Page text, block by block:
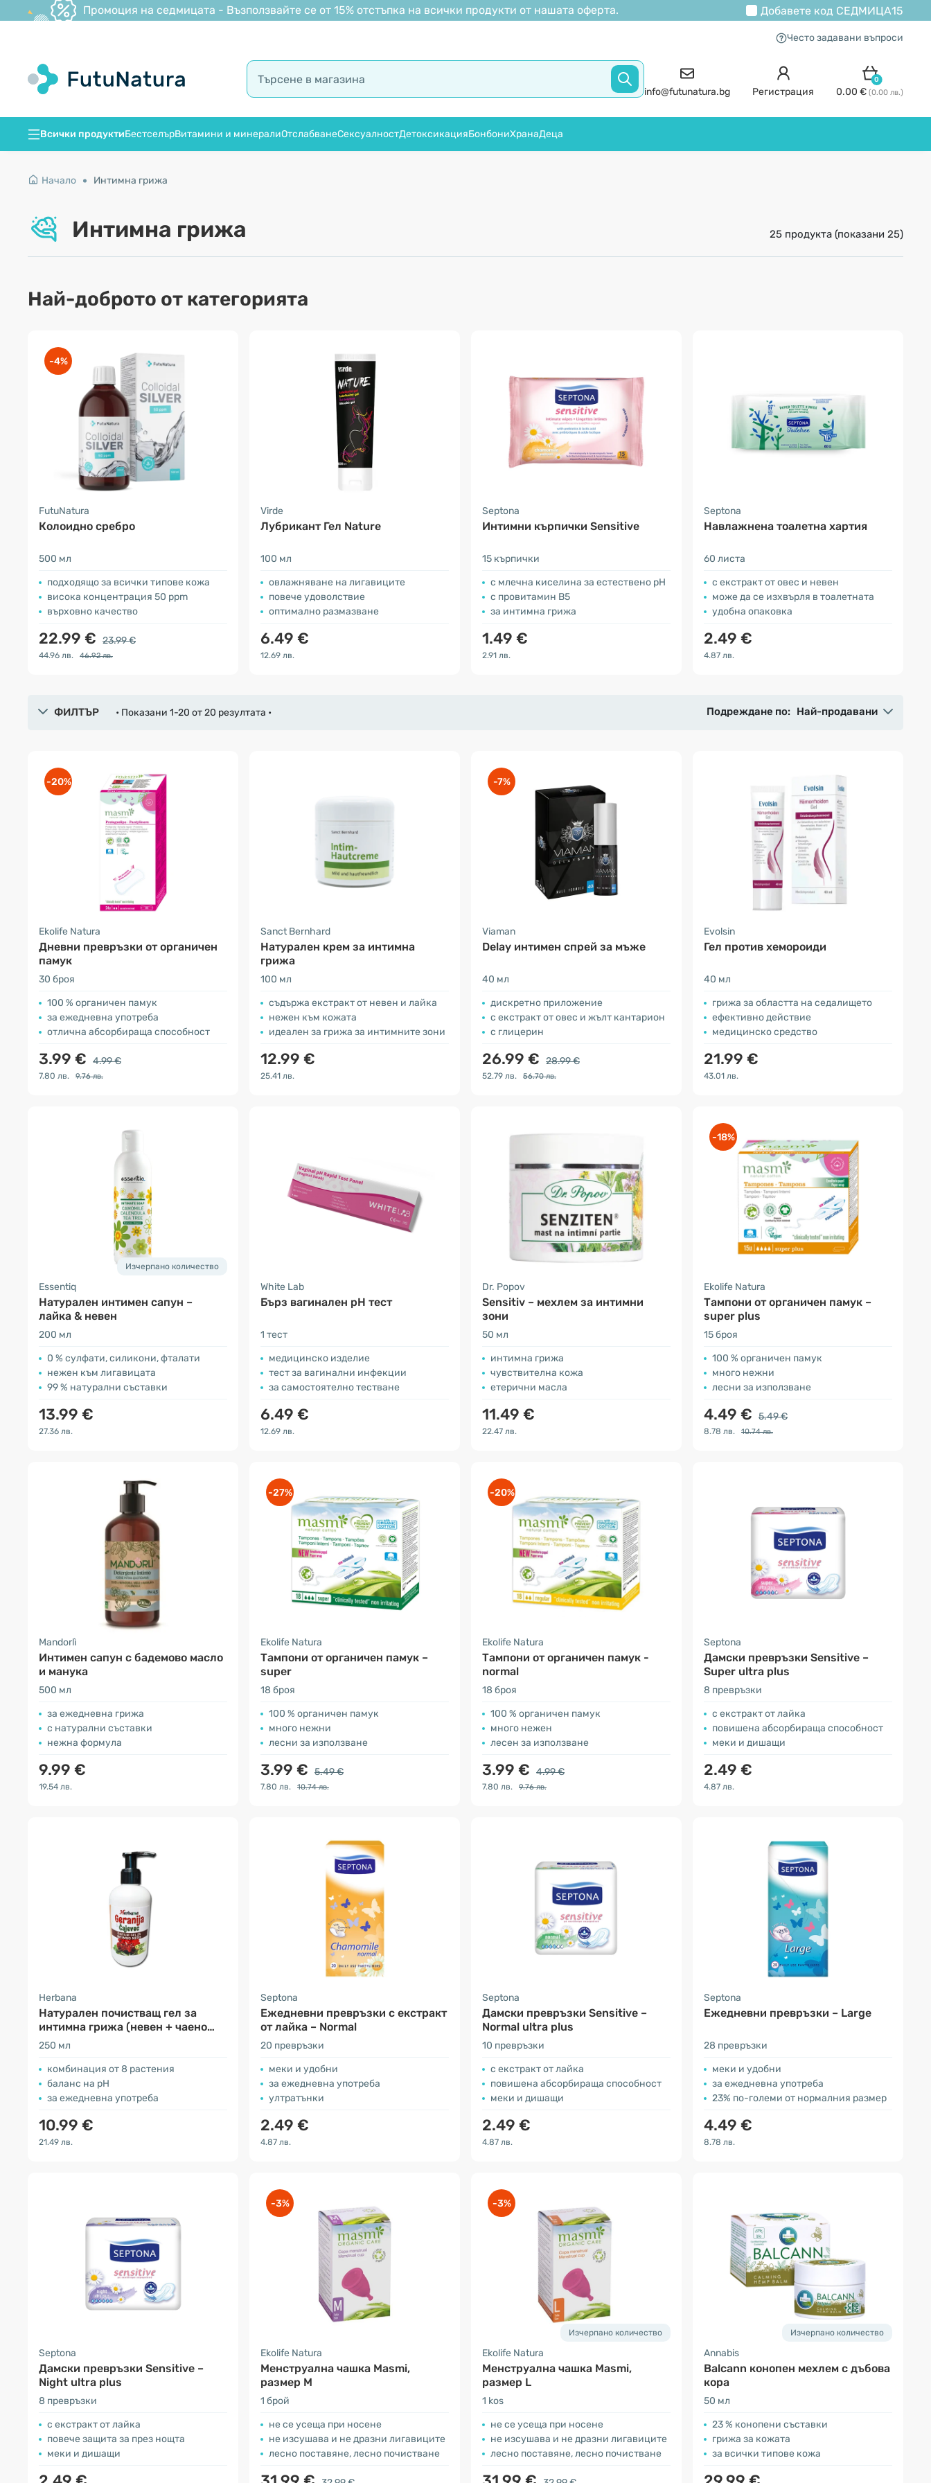
Промоция на седмицата - Възползвайте се от 15% отстъпка на всички продукти от нашата оферта. Добавете код СЕДМИЦА15
Често задавани въпроси
info@futunatura.bg Регистрация
0
0.00 € (0.00 лв.)
Всички продуктиБестселърВитамини и минералиОтслабванеСексуалностДетоксикацияБонбониХранаДеца
Начало Интимна грижа
Интимна грижа 25 продукта (показани 25)
Най-доброто от категорията
-4%
FutuNatura
Колоидно сребро
500 мл
подходящо за всички типове кожа
висока концентрация 50 ppm
върховно качество
22.99 € 23.99 €
44.96 лв. 46.92 лв.
Virde
Лубрикант Гел Nature
100 мл
овлажняване на лигавиците
повече удоволствие
оптимално размазване
6.49 €
12.69 лв.
Septona
Интимни кърпички Sensitive
15 кърпички
с млечна киселина за естествено pH
с провитамин В5
за интимна грижа
1.49 €
2.91 лв.
Septona
Навлажнена тоалетна хартия
60 листа
с екстракт от овес и невен
може да се изхвърля в тоалетната
удобна опаковка
2.49 €
4.87 лв.
ФИЛТЪР • Показани 1-20 от 20 резултата • Подреждане по: Най-продавани
-20%
Ekolife Natura
Дневни превръзки от органичен
памук
30 броя
100 % органичен памук
за ежедневна употреба
отлична абсорбираща способност
3.99 € 4.99 €
7.80 лв. 9.76 лв.
Sanct Bernhard
Натурален крем за интимна
грижа
100 мл
съдържа екстракт от невен и лайка
нежен към кожата
идеален за грижа за интимните зони
12.99 €
25.41 лв.
-7%
Viaman
Delay интимен спрей за мъже
40 мл
дискретно приложение
с екстракт от овес и жълт кантарион
с глицерин
26.99 € 28.99 €
52.79 лв. 56.70 лв.
Evolsin
Гел против хемороиди
40 мл
грижа за областта на седалището
ефективно действие
медицинско средство
21.99 €
43.01 лв.
Изчерпано количество
Essentiq
Натурален интимен сапун –
лайка & невен
200 мл
0 % сулфати, силикони, фталати
нежен към лигавицата
99 % натурални съставки
13.99 €
27.36 лв.
White Lab
Бърз вагинален pH тест
1 тест
медицинско изделие
тест за вагинални инфекции
за самостоятелно тестване
6.49 €
12.69 лв.
Dr. Popov
Sensitiv – мехлем за интимни
зони
50 мл
интимна грижа
чувствителна кожа
етерични масла
11.49 €
22.47 лв.
-18%
Ekolife Natura
Тампони от органичен памук –
super plus
15 броя
100 % органичен памук
много нежни
лесни за използване
4.49 € 5.49 €
8.78 лв. 10.74 лв.
Mandorlì
Интимен сапун с бадемово масло
и манука
500 мл
за ежедневна грижа
с натурални съставки
нежна формула
9.99 €
19.54 лв.
-27%
Ekolife Natura
Тампони от органичен памук –
super
18 броя
100 % органичен памук
много нежни
лесни за използване
3.99 € 5.49 €
7.80 лв. 10.74 лв.
-20%
Ekolife Natura
Тампони от органичен памук -
normal
18 броя
100 % органичен памук
много нежен
лесен за използване
3.99 € 4.99 €
7.80 лв. 9.76 лв.
Septona
Дамски превръзки Sensitive –
Super ultra plus
8 превръзки
с екстракт от лайка
повишена абсорбираща способност
меки и дишащи
2.49 €
4.87 лв.
Herbana
Натурален почистващ гел за
интимна грижа (невен + чаено
дърво)
250 мл
комбинация от 8 растения
баланс на pH
за ежедневна употреба
10.99 €
21.49 лв.
Septona
Ежедневни превръзки с екстракт
от лайка – Normal
20 превръзки
меки и удобни
за ежедневна употреба
ултратънки
2.49 €
4.87 лв.
Septona
Дамски превръзки Sensitive –
Normal ultra plus
10 превръзки
с екстракт от лайка
повишена абсорбираща способност
меки и дишащи
2.49 €
4.87 лв.
Septona
Ежедневни превръзки – Large
28 превръзки
меки и удобни
за ежедневна употреба
23% по-големи от нормалния размер
4.49 €
8.78 лв.
Septona
Дамски превръзки Sensitive –
Night ultra plus
8 превръзки
с екстракт от лайка
повече защита за през нощта
меки и дишащи
-3%
Ekolife Natura
Менструална чашка Masmi,
размер M
1 брой
не се усеща при носене
не изсушава и не дразни лигавиците
лесно поставяне, лесно почистване
-3%
Изчерпано количество
Ekolife Natura
Менструална чашка Masmi,
размер L
1 kos
не се усеща при носене
не изсушава и не дразни лигавиците
лесно поставяне, лесно почистване
Изчерпано количество
Annabis
Balcann конопен мехлем с дъбова
кора
50 мл
23 % конопени съставки
грижа за кожата
за всички типове кожа